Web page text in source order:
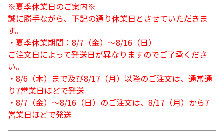
※夏季休業日のご案内※
誠に勝手ながら、下記の通り休業日とさせていただきま
す。
・夏季休業期間：8/7（金）～8/16（日）
ご注文日によって発送日が異なりますのでご了承くださ
い。
・8/6（木）まで及び8/17（月）以降のご注文は、通常通
り7営業日ほどで発送
・8/7（金）～8/16（日）のご注文は、8/17（月）から7
営業日ほどで発送